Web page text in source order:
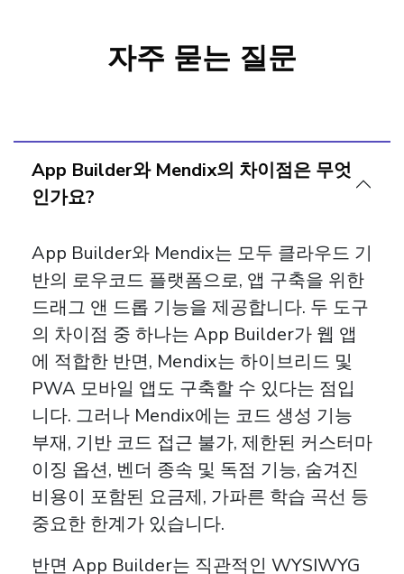
자주 묻는 질문
App Builder와 Mendix의 차이점은 무엇
인가요?
App Builder와 Mendix는 모두 클라우드 기
반의 로우코드 플랫폼으로, 앱 구축을 위한
드래그 앤 드롭 기능을 제공합니다. 두 도구
의 차이점 중 하나는 App Builder가 웹 앱
에 적합한 반면, Mendix는 하이브리드 및
PWA 모바일 앱도 구축할 수 있다는 점입
니다. 그러나 Mendix에는 코드 생성 기능
부재, 기반 코드 접근 불가, 제한된 커스터마
이징 옵션, 벤더 종속 및 독점 기능, 숨겨진
비용이 포함된 요금제, 가파른 학습 곡선 등
중요한 한계가 있습니다.
반면 App Builder는 직관적인 WYSIWYG